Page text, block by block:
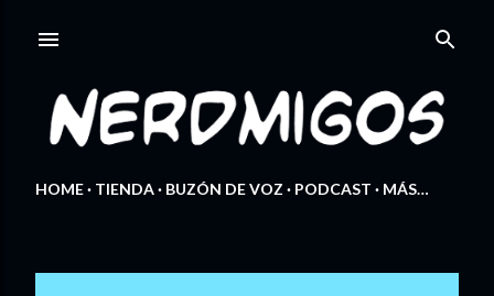
HOME TIENDA BUZÓN DE VOZ PODCAST MÁS…